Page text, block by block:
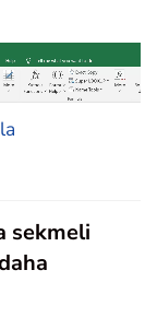
sekmeli